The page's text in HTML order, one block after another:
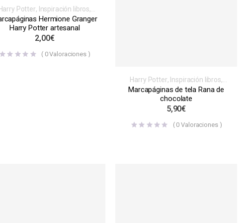
Harry Potter, Inspiración libros,
series o películas,
Marcapáginas ,Normales
Hermione Granger
Harry Potter artesanal
2,00€
( 0Valoraciones )
Harry Potter, Inspiración libros,
videojuegos, series o películas,
Marcapáginas,
Marcapáginas de tela Rana de
chocolate
5,90€
( 0 Valoraciones )